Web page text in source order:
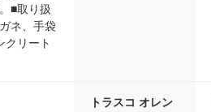
■取り扱
ネ、手袋
クリート
トラスコ オレン